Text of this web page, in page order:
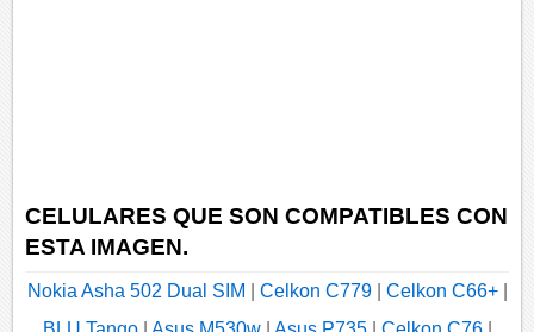
CELULARES QUE SON COMPATIBLES CON
ESTA IMAGEN.
Nokia Asha 502 Dual SIM Celkon C779| Celkon C66+|